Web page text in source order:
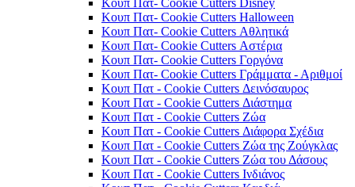
Κουπ Πατ- Cookie Cutters Disney
Κουπ Πατ- Cookie Cutters Halloween
Κουπ Πατ- Cookie Cutters Αθλητικά
Κουπ Πατ- Cookie Cutters Αστέρια
Κουπ Πατ- Cookie Cutters Γοργόνα
Κουπ Πατ- Cookie Cutters Γράμματα - Αριθμοί
Κουπ Πατ - Cookie Cutters Δεινόσαυρος
Κουπ Πατ - Cookie Cutters Διάστημα
Κουπ Πατ - Cookie Cutters Ζώα
Κουπ Πατ - Cookie Cutters Διάφορα Σχέδια
Κουπ Πατ - Cookie Cutters Ζώα της Ζούγκλας
Κουπ Πατ - Cookie Cutters Ζώα του Δάσους
Κουπ Πατ - Cookie Cutters Ινδιάνος